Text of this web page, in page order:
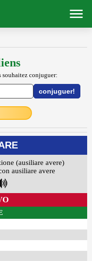
souhaitez conjuguer:
(ausiliare avere)
ausiliare avere